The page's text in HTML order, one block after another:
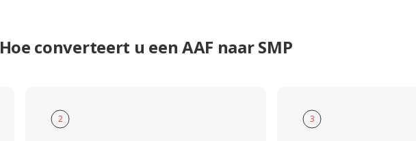
Hoe converteert u een AAF naar SMP
2 3